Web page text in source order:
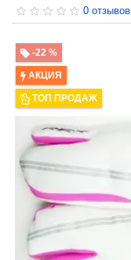
0 отзывов
-22 %
АКЦИЯ
ТОП ПРОДАЖ